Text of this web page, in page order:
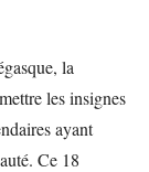
la
les insignes
ayant
Ce 18